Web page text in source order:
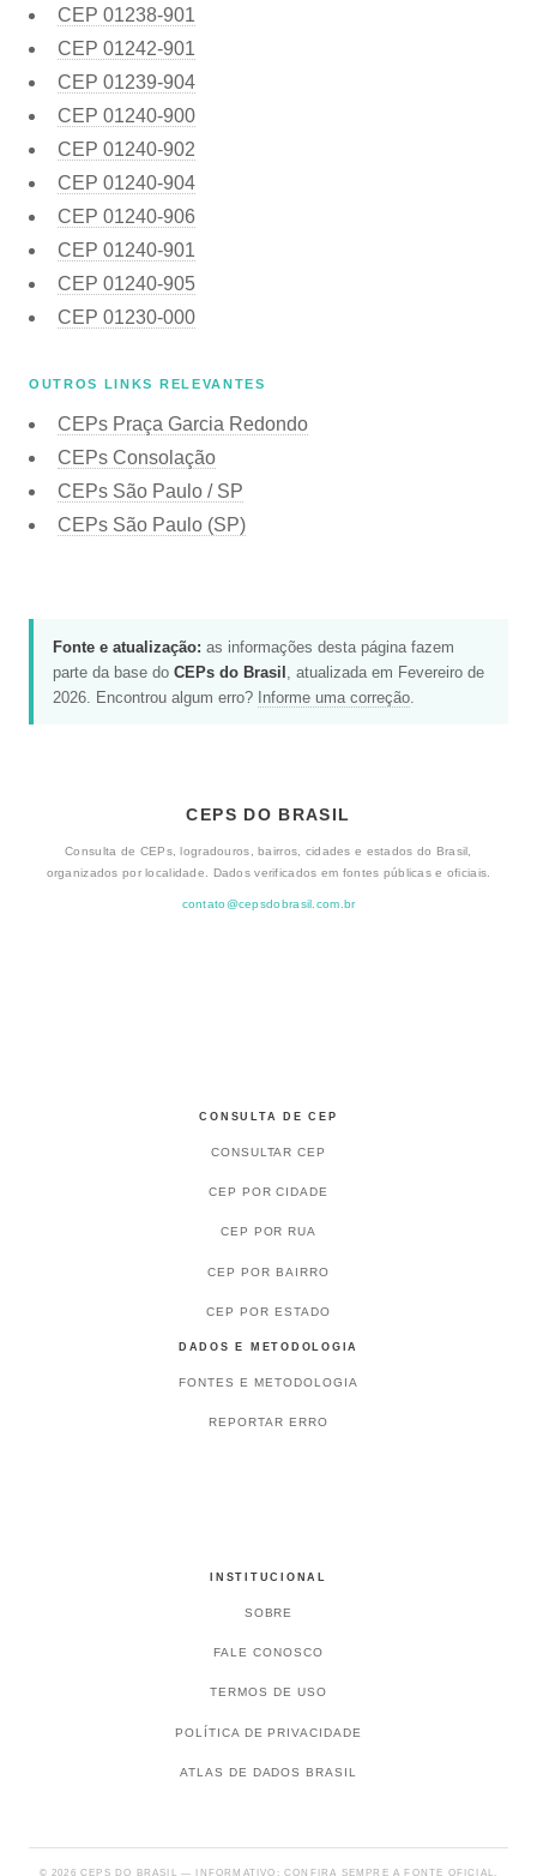
CEP 01238-901
CEP 01242-901
CEP 01239-904
CEP 01240-900
CEP 01240-902
CEP 01240-904
CEP 01240-906
CEP 01240-901
CEP 01240-905
CEP 01230-000
OUTROS LINKS RELEVANTES
CEPs Praça Garcia Redondo
CEPs Consolação
CEPs São Paulo / SP
CEPs São Paulo (SP)
Fonte e atualização: as informações desta página fazem
parte da base do CEPs do Brasil , atualizada em Fevereiro de
2026. Encontrou algum erro? Informe uma correção
CEPS DO BRASIL
Consulta de CEPs, logradouros, bairros, cidades e estados do Brasil,
organizados por localidade. Dados verificados em fontes públicas e oficiais.
contato@cepsdobrasil.com.br
CONSULTA DE CEP
CONSULTAR CEP
CEP POR CIDADE
CEP POR RUA
CEP POR BAIRRO
CEP POR ESTADO
DADOS E METODOLOGIA
FONTES E METODOLOGIA
REPORTAR ERRO
INSTITUCIONAL
SOBRE
FALE CONOSCO
TERMOS DE USO
POLÍTICA DE PRIVACIDADE
ATLAS DE DADOS BRASIL
© 2026 CEPS DO BRASIL — INFORMATIVO; CONFIRA SEMPRE A FONTE OFICIAL.